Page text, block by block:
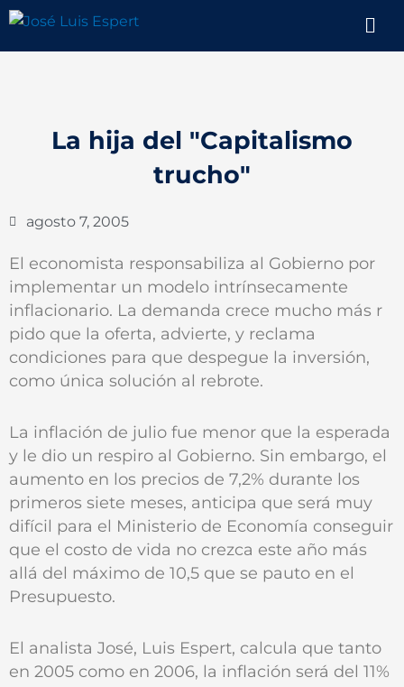
contenido
La hija del "Capitalismo
trucho"
agosto 7, 2005
El economista responsabiliza al Gobierno por
implementar un modelo intrínsecamente
inflacionario. La demanda crece mucho más r
pido que la oferta, advierte, y reclama
condiciones para que despegue la inversión,
como única solución al rebrote.
La inflación de julio fue menor que la esperada
y le dio un respiro al Gobierno. Sin embargo, el
aumento en los precios de 7,2% durante los
primeros siete meses, anticipa que será muy
difícil para el Ministerio de Economía conseguir
que el costo de vida no crezca este año más
allá del máximo de 10,5 que se pauto en el
Presupuesto.
El analista José‚ Luis Espert, calcula que tanto
en 2005 como en 2006, la inflación será del 11%